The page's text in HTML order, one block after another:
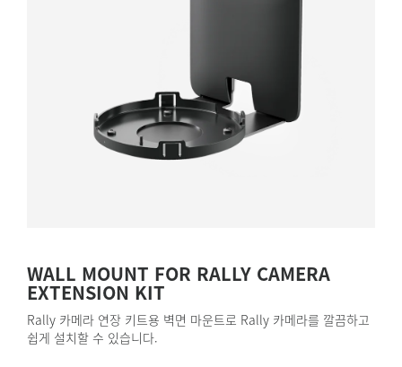
WALL MOUNT FOR RALLY CAMERA
EXTENSION KIT
Rally 카메라 연장 키트용 벽면 마운트로 Rally 카메라를 깔끔하고
쉽게 설치할 수 있습니다.